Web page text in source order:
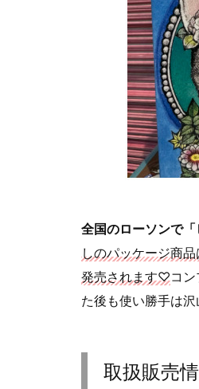
全国のローソンで
しのパッケージ商
発売されます♡コ
た後も使い勝手は
取扱販売